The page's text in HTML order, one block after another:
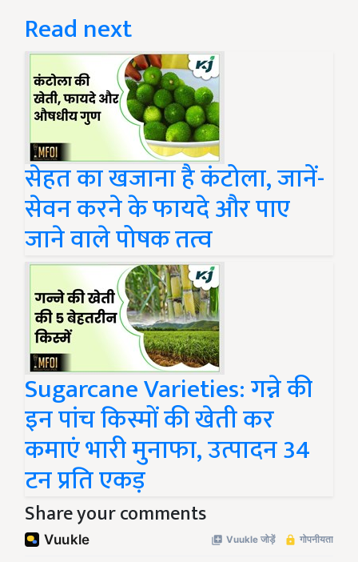
Read next
सेहत का खजाना है कंटोला, जानें-
सेवन करने के फायदे और पाए
जाने वाले पोषक तत्व
Sugarcane Varieties: गन्ने की
इन पांच किस्मों की खेती कर
कमाएं भारी मुनाफा, उत्पादन 34
टन प्रति एकड़
Share your comments